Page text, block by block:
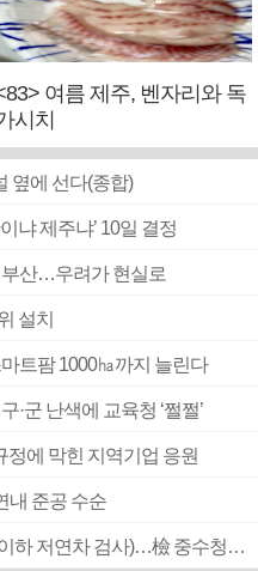
여름 제주, 벤자리와 독
시치
옆에 선다(종합)
냐 제주냐’ 10일 결정
부산…우려가 현실로
설치
트팜 1000㏊까지 늘린다
군 난색에 교육청 ‘쩔쩔’
에 막힌 지역기업 응원
내 준공 수순
■ 검사 신분 버리고 직급하향(10년 이하 저연차 검사)…檢 중수청행 기피